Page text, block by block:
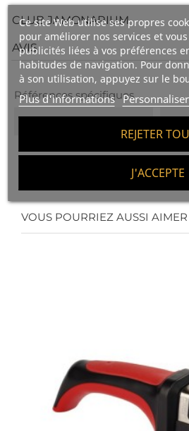
Ce site Web utilise ses propres
pour améliorer nos services et
publicités liées à vos préférences
habitudes de navigation. Pour
à son utilisation, appuyez sur le
Plus d'informations
REJETER
J'ACCEPTE
CLUB JAMONARIUM
AVIS
Références spécifiques
EAN13
VOUS POURRIEZ AUSSI AIMER